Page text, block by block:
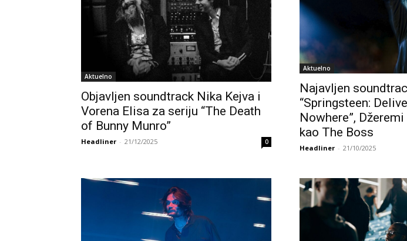
Aktuelno
Objavljen soundtrack Nika Kejva i
Vorena Elisa za seriju “The Death
of Bunny Munro”
Headliner - 21/12/2025 0
Aktuelno
Najavljen
“Springsteen:
Nowhere”,
kao The Boss
Headliner - 21/10/2025